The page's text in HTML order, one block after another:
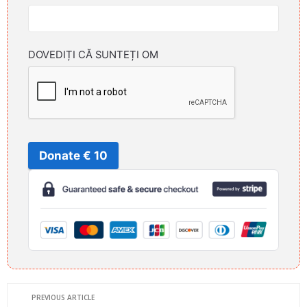
DOVEDIȚI CĂ SUNTEȚI OM
Donate € 10
PREVIOUS ARTICLE